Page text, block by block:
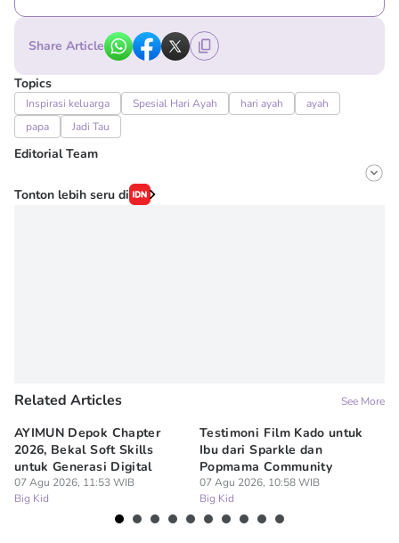
Share Article
Topics
Inspirasi keluarga Spesial Hari Ayah hari ayah
ayah
papa
Jadi Tau
Editorial Team
Editor
Michelle Velita
Tonton lebih seru di
Related Articles See More
AYIMUN Depok Chapter
2026, Bekal Soft Skills
untuk Generasi Digital
07 Agu 2026, 11:53 WIB
Big Kid
Testimoni Film Kado untuk
Ibu dari Sparkle dan
Popmama Community
07 Agu 2026, 10:58 WIB
Big Kid